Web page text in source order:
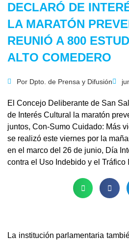
DECLARÓ DE
LA MARATÓN
REUNIÓ A 800
ALTO COMEDERO
Por Dpto. de Prensa y Difusión
El Concejo Deliberante de San
de Interés Cultural la maratón
juntos, Con-Sumo Cuidado: Más
se realizó este viernes por la
en el marco del 26 de junio, Día
contra el Uso Indebido y el Tráfico
La institución parlamentaria